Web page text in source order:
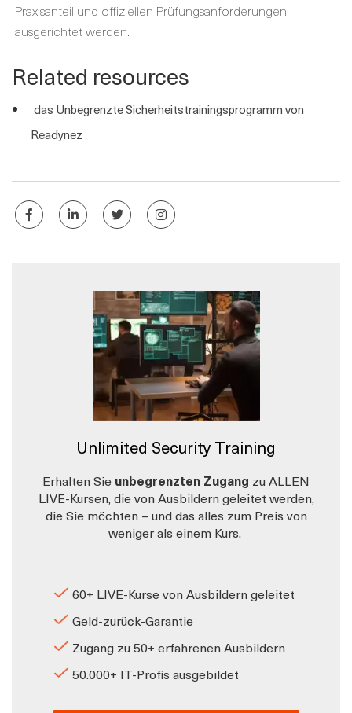
Praxisanteil und offiziellen Prüfungsanforderungen
ausgerichtet werden.
Related resources
das Unbegrenzte Sicherheitstrainingsprogramm von
Readynez
Unlimited Security Training
Erhalten Sie unbegrenzten Zugang zu ALLEN
LIVE-Kursen, die von Ausbildern geleitet werden,
die Sie möchten – und das alles zum Preis von
weniger als einem Kurs.
60+ LIVE-Kurse von Ausbildern geleitet
Geld-zurück-Garantie
Zugang zu 50+ erfahrenen Ausbildern
50.000+ IT-Profis ausgebildet